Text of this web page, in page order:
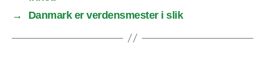
→
Danmark er verdensmester i slik